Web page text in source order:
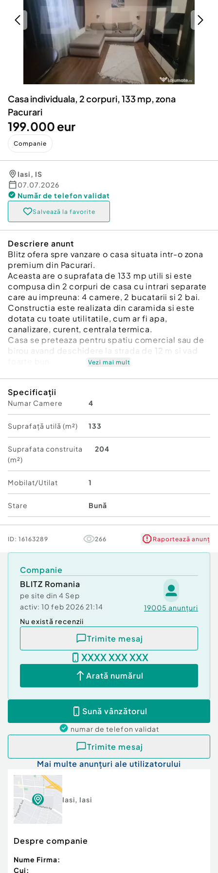
Servicii
Animale de companie
Afaceri și echipamente profesionale
Inchiriere Bunuri si Vehicule
Utilaje agricole si industriale
Piese auto si accesorii
Dacia Duster
Casa individuala, 2 corpuri, 133 mp, zona
Pacurari
199.000 eur
Companie
Iasi, IS
07.07.2026
Număr de telefon validat
Salvează la favorite
Descriere anunt
Blitz ofera spre vanzare o casa situata intr-o zona
premium din Pacurari.
Aceasta are o suprafata de 133 mp utili si este
compusa din 2 corpuri de casa cu intrari separate
care au impreuna: 4 camere, 2 bucatarii si 2 bai.
Constructia este realizata din caramida si este
dotata cu toate utilitatile, cum ar fi apa,
canalizare, curent, centrala termica.
Casa se preteaza pentru spatiu comercial sau de
birou avand deschidere la strada de 12 m si vad
Id intern: P10387
Număr Băi:2
Vezi mai mult
Specificații
Numar Camere 4
Suprafață utilă (m²) 133
Suprafata construita
(m²)
204
Mobilat/Utilat 1
Stare Bună
ID: 16163289 266 Raportează anunț
Companie
BLITZ Romania
pe site din 4 Sep
activ: 10 feb 2026 21:14 19005 anunțuri
Nu există recenzii
Trimite mesaj
XXXX XXX XXX
Arată numărul
Sună vânzătorul
numar de telefon validat
Trimite mesaj
Mai multe anunțuri ale utilizatorului
Iasi, Iasi
Despre companie
Nume Firma:
Cui: